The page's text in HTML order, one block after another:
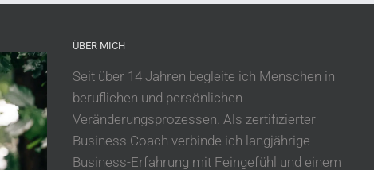
ÜBER MICH
Seit über 14 Jahren begleite ich Menschen in
beruflichen und persönlichen
Veränderungsprozessen. Als zertifizierter
Business Coach verbinde ich langjährige
Business-Erfahrung mit Feingefühl und einem